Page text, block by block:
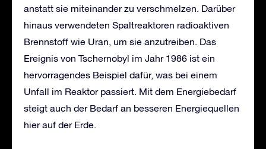
anstatt sie miteinander zu verschmelzen. Darüber
hinaus verwendeten Spaltreaktoren radioaktiven
Brennstoff wie Uran, um sie anzutreiben. Das
Ereignis von Tschernobyl im Jahr 1986 ist ein
hervorragendes Beispiel dafür, was bei einem
Unfall im Reaktor passiert. Mit dem Energiebedarf
steigt auch der Bedarf an besseren Energiequellen
hier auf der Erde.